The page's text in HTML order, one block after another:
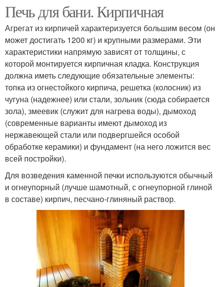
Печь для бани. Кирпичная
Агрегат из кирпичей характеризуется большим весом (он
может достигать 1200 кг) и крупными размерами. Эти
характеристики напрямую зависят от толщины, с
которой монтируется кирпичная кладка. Конструкция
должна иметь следующие обязательные элементы:
топка из огнестойкого кирпича, решетка (колосник) из
чугуна (надежнее) или стали, зольник (сюда собирается
зола), змеевик (служит для нагрева воды), дымоход
(современные варианты имеют дымоход из
нержавеющей стали или подвергшейся особой
обработке керамики) и фундамент (на него ложится вес
всей постройки).
Для возведения каменной печки используются обычный
и огнеупорный (лучше шамотный, с огнеупорной глиной
в составе) кирпич, песчано-глиняный раствор.